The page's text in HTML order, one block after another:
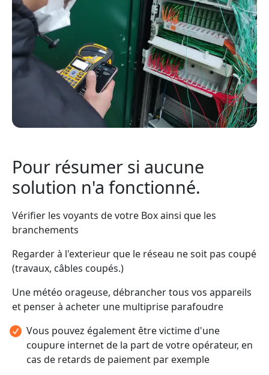
Pour résumer si aucune
solution n'a fonctionné.
Vérifier les voyants de votre Box ainsi que les
branchements
Regarder à l'exterieur que le réseau ne soit pas coupé
(travaux, câbles coupés.)
Une météo orageuse, débrancher tous vos appareils
et penser à acheter une multiprise parafoudre
Vous pouvez également être victime d'une
coupure internet de la part de votre opérateur, en
cas de retards de paiement par exemple